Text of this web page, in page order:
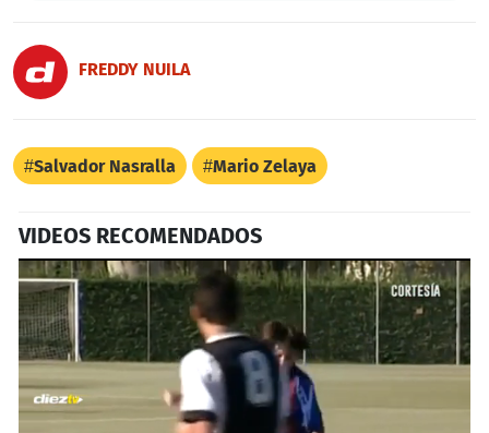
FREDDY NUILA
Salvador Nasralla Mario Zelaya
VIDEOS RECOMENDADOS